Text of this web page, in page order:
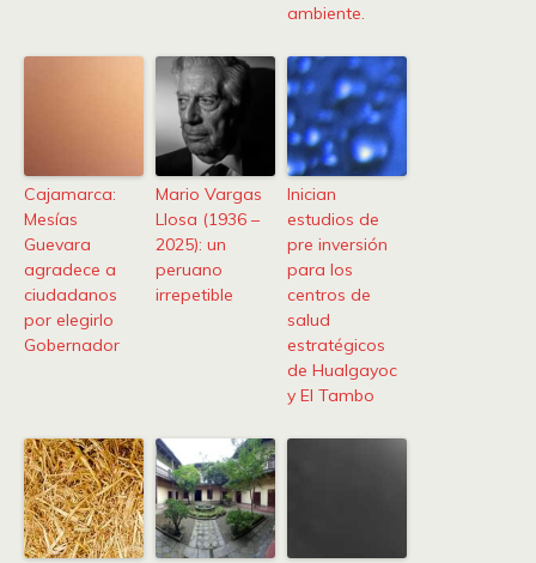
ambiente.
Cajamarca:
Mesías
Guevara
agradece a
ciudadanos
por elegirlo
Gobernador
Mario Vargas
Llosa (1936 –
2025): un
peruano
irrepetible
Inician
estudios de
pre inversión
para los
centros de
salud
estratégicos
de Hualgayoc
y El Tambo